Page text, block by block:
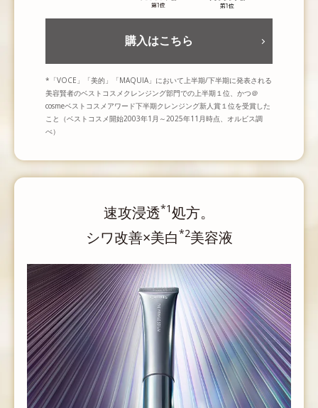
購入はこちら
*「VOCE」「美的」「MAQUIA」において上半期/下半期に発表される
美容賢者のベストコスメクレンジング部門での上半期１位、かつ＠
cosmeベストコスメアワード下半期クレンジング新人賞１位を受賞した
こと（ベストコスメ開始2003年1月～2025年11月時点、オルビス調
べ）
速攻浸透*1処方。
シワ改善×美白*2美容液